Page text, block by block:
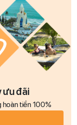
ưu đãi
hoàn tiền 100%